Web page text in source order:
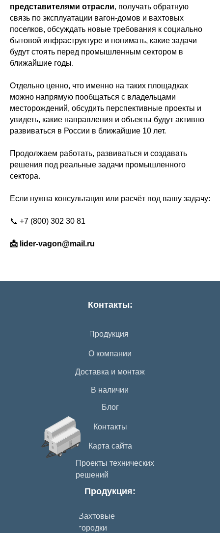
представителями отрасли, получать обратную
связь по эксплуатации вагон-домов и вахтовых
поселков, обсуждать новые требования к социально
бытовой инфраструктуре и понимать, какие задачи
будут стоять перед промышленным сектором в
ближайшие годы.
Отдельно ценно, что именно на таких площадках
можно напрямую пообщаться с владельцами
месторождений, обсудить перспективные проекты и
увидеть, какие направления и объекты будут активно
развиваться в России в ближайшие 10 лет.
Продолжаем работать, развиваться и создавать
решения под реальные задачи промышленного
сектора.
Если нужна консультация или расчёт под вашу задачу:
📞 +7 (800) 302 30 81
📩 lider-vagon@mail.ru
Продукция
О компании
Доставка и монтаж
Проекты технических
решений
В наличии
Блог
Контакты
Контакты:
Карта сайта
Продукция:
Вахтовые
городки